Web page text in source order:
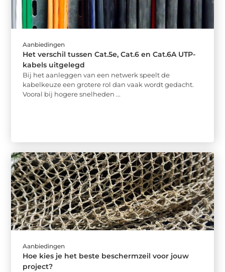
Aanbiedingen
Het verschil tussen Cat.5e, Cat.6 en Cat.6A UTP-
kabels uitgelegd
Bij het aanleggen van een netwerk speelt de
kabelkeuze een grotere rol dan vaak wordt gedacht.
Vooral bij hogere snelheden ...
Aanbiedingen
Hoe kies je het beste beschermzeil voor jouw
project?